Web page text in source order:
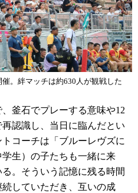
。絆マッチは約630人が観戦した
釜石でプレーする意味や12
認識し、当日に臨んだとい
コーチは「ブルーレヴズに
生）の子たちも一緒に来
。そういう記憶に残る時間
していただき、互いの成